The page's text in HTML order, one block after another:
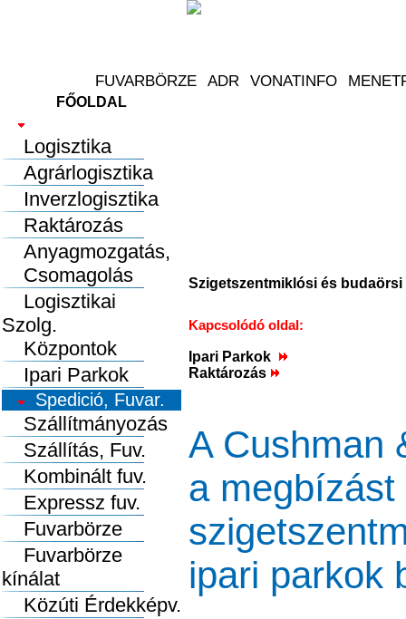
FŐOLDAL
Logisztika
Agrárlogisztika
Inverzlogisztika
Raktározás
Anyagmozgatás,
Csomagolás
Logisztikai
Szolg.
Központok
Ipari Parkok
Spedició, Fuvar.
Szállítmányozás
Szállítás, Fuv.
Kombinált fuv.
Expressz fuv.
Fuvarbörze
Fuvarbörze
kínálat
Közúti Érdekképv.
Szigetszentmiklósi és
Kapcsolódó oldal:
Ipari Parkok
Raktározás
A Cushman
a megbízást
ipari parkok